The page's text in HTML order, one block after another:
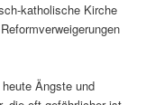
katholische Kirche
Ängste und